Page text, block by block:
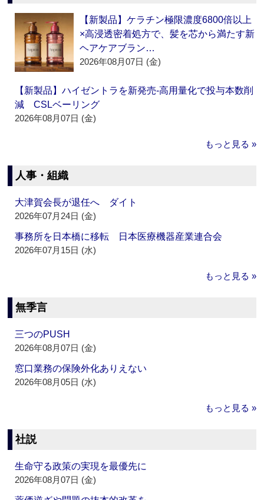
【新製品】ケラチン極限濃度6800倍以上
×高浸透密着処方で、髪を芯から満たす新
ヘアケアブラン…
2026年08月07日 (金)
【新製品】ハイゼントラを新発売‐高用量化で投与本数削
減 CSLベーリング
2026年08月07日 (金)
もっと見る »
人事・組織
大津賀会長が退任へ ダイト
2026年07月24日 (金)
事務所を日本橋に移転 日本医療機器産業連合会
2026年07月15日 (水)
もっと見る »
無季言
三つのPUSH
2026年08月07日 (金)
窓口業務の保険外化ありえない
2026年08月05日 (水)
もっと見る »
社説
生命守る政策の実現を最優先に
2026年08月07日 (金)